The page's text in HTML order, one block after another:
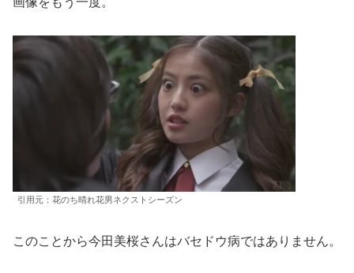
引用元：花のち晴れ花男ネクストシーズン
このことから今田美桜さんはバセドウ病ではありません。